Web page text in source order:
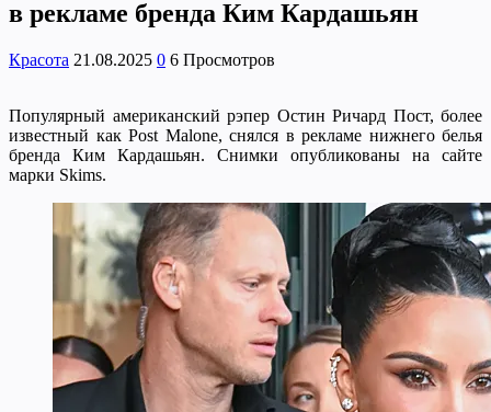
в рекламе бренда Ким Кардашьян
Красота 21.08.2025 0 6 Просмотров
Популярный американский рэпер Остин Ричард Пост, более
известный как Post Malone, снялся в рекламе нижнего белья
бренда Ким Кардашьян. Снимки опубликованы на сайте
марки Skims.